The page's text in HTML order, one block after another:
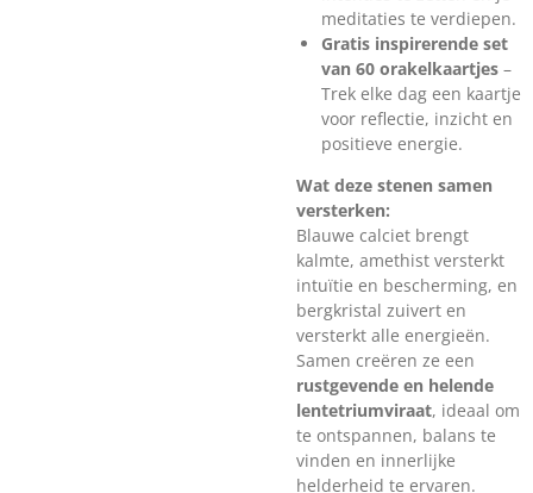
meditaties te verdiepen.
Gratis inspirerende set
van 60 orakelkaartjes –
Trek elke dag een kaartje
voor reflectie, inzicht en
positieve energie.
Wat deze stenen samen
versterken:
Blauwe calciet brengt
kalmte, amethist versterkt
intuïtie en bescherming, en
bergkristal zuivert en
versterkt alle energieën.
Samen creëren ze een
rustgevende en helende
lentetriumviraat, ideaal om
te ontspannen, balans te
vinden en innerlijke
helderheid te ervaren.